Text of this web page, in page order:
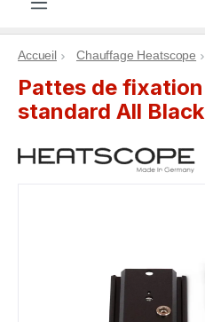
Accueil Chauffage Heatscope
Pattes de fixation
standard All